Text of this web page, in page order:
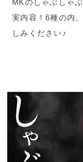
MKのしゃぶしゃ
実内容！6種の内
しみください♪